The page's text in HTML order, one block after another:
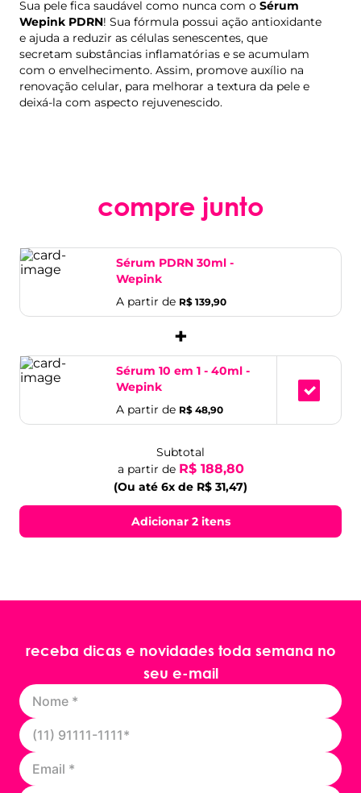
Sua pele fica saudável como nunca com o Sérum
Wepink PDRN! Sua fórmula possui ação antioxidante
e ajuda a reduzir as células senescentes, que
secretam substâncias inflamatórias e se acumulam
com o envelhecimento. Assim, promove auxílio na
renovação celular, para melhorar a textura da pele e
deixá-la com aspecto rejuvenescido.
compre junto
Sérum PDRN 30ml -
Wepink
A partir de R$ 139,90
+
Sérum 10 em 1 - 40ml -
Wepink
A partir de R$ 48,90
Subtotal
a partir de R$ 188,80
(Ou até 6x de R$ 31,47)
Adicionar 2 itens
receba dicas e novidades toda semana no
seu e-mail